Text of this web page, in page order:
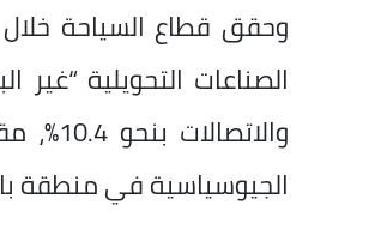
الجيوسياسية في منطقة